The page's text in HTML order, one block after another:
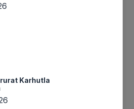
AKBP Luthfi
ke Kantor
AMIN
Karhutla